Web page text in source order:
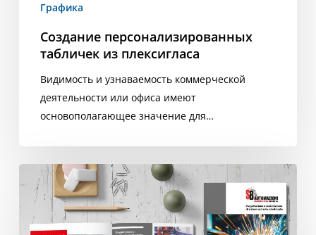
Графика
Создание персонализированных
табличек из плексигласа
Видимость и узнаваемость коммерческой
деятельности или офиса имеют
основополагающее значение для…
Графическое
создание
профиля
компании